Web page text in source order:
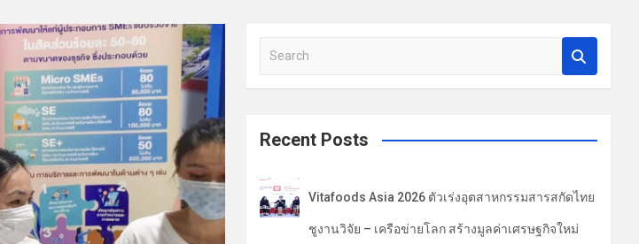
a
c
Recent Posts
Vitafoods Asia 2026 ตัวเร่งอุตสาหกรรมสารสกัดไทย
ชูงานวิจัย – เครือข่ายโลก สร้างมูลค่าเศรษฐกิจใหม่